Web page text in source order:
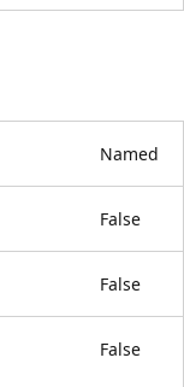
Named
False
False
False